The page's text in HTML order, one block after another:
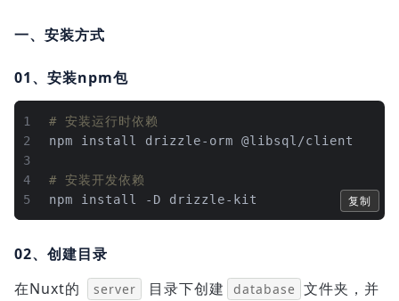
一、安装方式
01、安装npm包
1
2
3
4
5
# 安装运行时依赖
npm install drizzle-orm @libsql/client
# 安装开发依赖
npm install -D drizzle-kit
复制
02、创建目录
在Nuxt的
server 目录下创建 database 文件夹，并